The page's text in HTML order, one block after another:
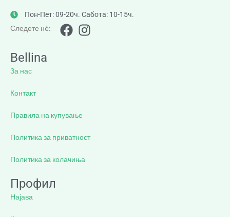
Пон-Пет: 09-20ч. Сабота: 10-15ч.
Следете нè:
Bellina
За нас
Контакт
Правила на купување
Политика за приватност
Политика за колачиња
Профил
Најава